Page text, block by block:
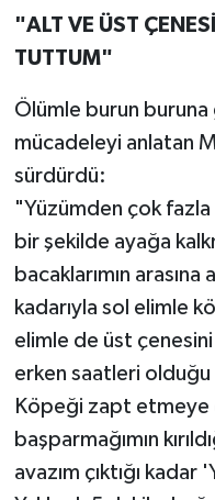
"ALT VE ÜST
TUTTUM"
Ölümle burun buruna
mücadeleyi anlatan
sürdürdü:
"Yüzümden çok fazla
bir şekilde ayağa
bacaklarımın
kadarıyla sol elimle
elimle de üst çenesini
erken saatleri
Köpeği zapt etmeye
başparmağımın
avazım çıktığı